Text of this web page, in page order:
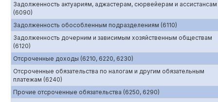
Задолженность актуариям, аджастерам, сюрвейерам и ассистансам
(6090)
Задолженность обособленным подразделениям (6110)
Задолженность дочерним и зависимым хозяйственным обществам
(6120)
Отсроченные доходы (6210, 6220, 6230)
Отсроченные обязательства по налогам и другим обязательным
платежам (6240)
Прочие отсроченные обязательства (6250, 6290)